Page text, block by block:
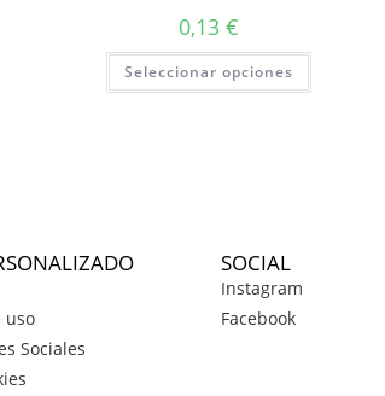
0,13 €
Seleccionar opciones
uso
Sociales
SOCIAL
Instagram
Facebook